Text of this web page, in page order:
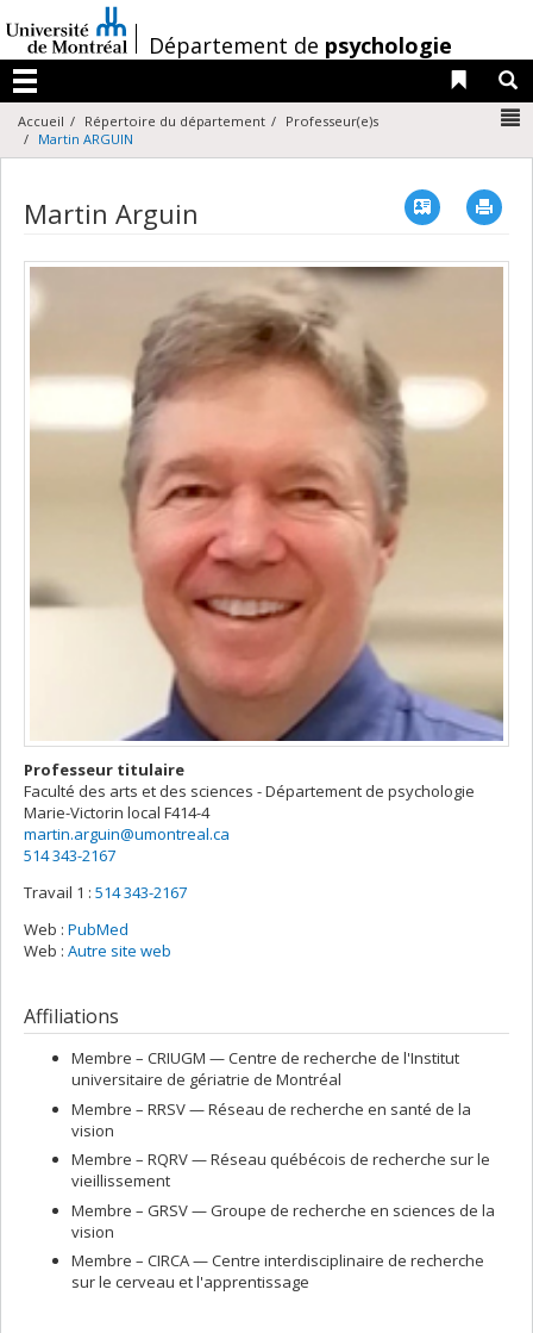
au
contenu
/Département de psychologie
Menu
Liens
Accueil Répertoire du département
Professeur(e)s
Martin ARGUIN
Martin Arguin Vcard
Professeur titulaire
Faculté des arts et des sciences - Département de psychologie
Marie-Victorin local F414-4
martin.arguin@umontreal.ca
514 343-2167
Travail 1 : 514 343-2167
Web : PubMed
Web : Autre site web
Affiliations
Membre – CRIUGM — Centre de recherche de l'Institut
universitaire de gériatrie de Montréal
Membre – RRSV — Réseau de recherche en santé de la
vision
Membre – RQRV — Réseau québécois de recherche sur le
vieillissement
Membre – GRSV — Groupe de recherche en sciences de la
vision
Membre – CIRCA — Centre interdisciplinaire de recherche
sur le cerveau et l'apprentissage